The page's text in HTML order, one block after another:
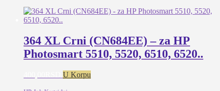
popularnosti
364 XL Crni (CN684EE) – za HP
Photosmart 5510, 5520, 6510, 6520..
U Korpu